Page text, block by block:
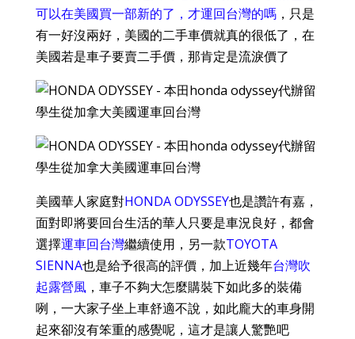
可以在美國買一部新的了，才運回台灣的嗎，只是
有一好沒兩好，美國的二手車價就真的很低了，在
美國若是車子要賣二手價，那肯定是流淚價了
美國華人家庭對HONDA ODYSSEY也是讚許有嘉，
面對即將要回台生活的華人只要是車況良好，都會
選擇運車回台灣繼續使用，另一款TOYOTA
SIENNA也是給予很高的評價，加上近幾年台灣吹
起露營風，車子不夠大怎麼購裝下如此多的裝備
咧，一大家子坐上車舒適不說，如此龐大的車身開
起來卻沒有笨重的感覺呢，這才是讓人驚艷吧